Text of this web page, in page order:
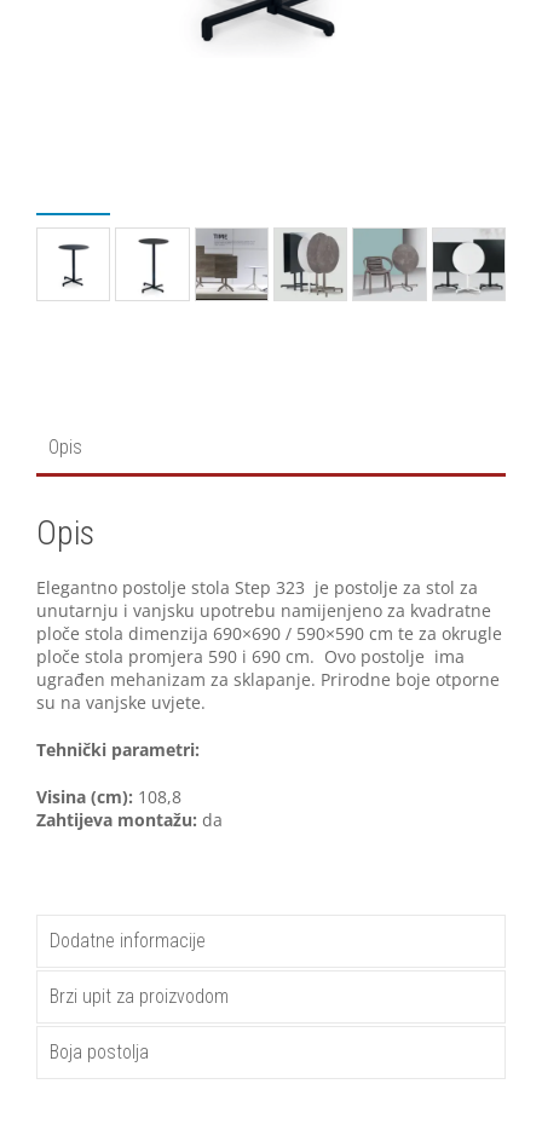
Opis
Opis
Elegantno postolje stola Step 323 je postolje za stol za
unutarnju i vanjsku upotrebu namijenjeno za kvadratne
ploče stola dimenzija 690×690 / 590×590 cm te za okrugle
ploče stola promjera 590 i 690 cm. Ovo postolje ima
ugrađen mehanizam za sklapanje. Prirodne boje otporne
su na vanjske uvjete.
Tehnički parametri:
Visina (cm): 108,8
Zahtijeva montažu: da
Dodatne informacije
Brzi upit za proizvodom
Boja postolja